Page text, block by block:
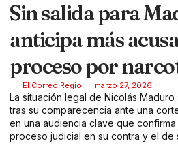
Sin salida para
anticipa más
proceso por
El Correo Regio marzo 27, 2026
La situación legal de Nicolás
tras su comparecencia ante una
en una audiencia clave que
proceso judicial en su contra y el de